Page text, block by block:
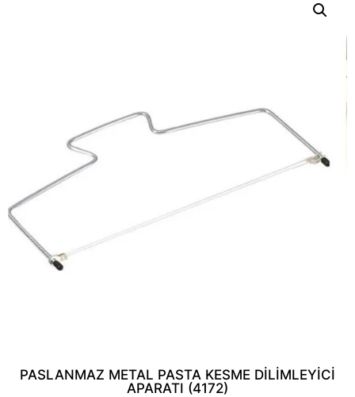
PASLANMAZ METAL PASTA KESME DİLİMLEYİCİ
APARATI (4172)